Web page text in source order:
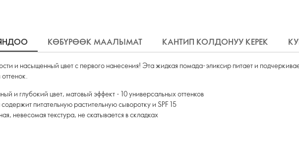
КӨБҮРӨӨК МААЛЫМАТ КАНТИП КОЛДОНУУ КЕРЕК
и насыщенный цвет с первого нанесения! Эта жидкая помада-эликсир питает и
и глубокий цвет, матовый эффект - 10 универсальных оттенков
питательную растительную сыворотку и SPF 15
невесомая текстура, не скатывается в складках